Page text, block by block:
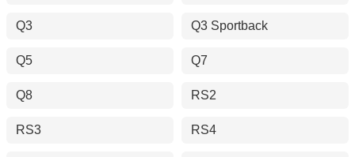
Q3 Q3 Sportback
Q5 Q7
Q8 RS2
RS3 RS4